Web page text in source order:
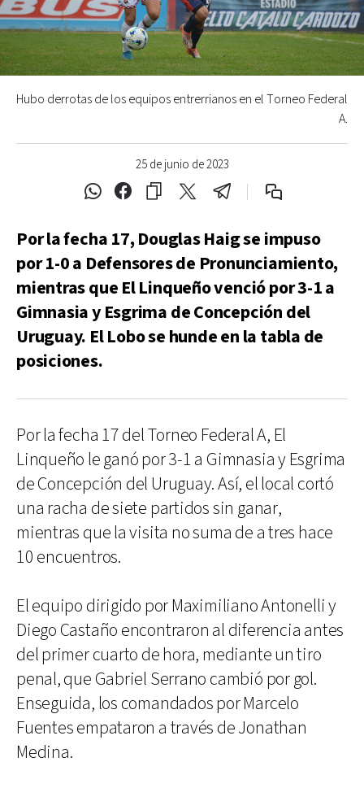
25 de junio de 2023
Hubo derrotas de los equipos entrerrianos en el Torneo Federal
A.
Por la fecha 17, Douglas Haig se impuso
por 1-0 a Defensores de Pronunciamiento,
mientras que El Linqueño venció por 3-1 a
Gimnasia y Esgrima de Concepción del
Uruguay. El Lobo se hunde en la tabla de
posiciones.
Por la fecha 17 del Torneo Federal A, El
Linqueño le ganó por 3-1 a Gimnasia y Esgrima
de Concepción del Uruguay. Así, el local cortó
una racha de siete partidos sin ganar,
mientras que la visita no suma de a tres hace
10 encuentros.
El equipo dirigido por Maximiliano Antonelli y
Diego Castaño encontraron al diferencia antes
del primer cuarto de hora, mediante un tiro
penal, que Gabriel Serrano cambió por gol.
Enseguida, los comandados por Marcelo
Fuentes empataron a través de Jonathan
Medina.